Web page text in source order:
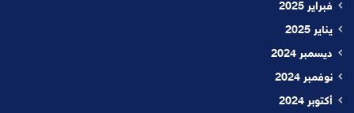
فبراير 2025
يناير 2025
ديسمبر 2024
نوفمبر 2024
أكتوبر 2024